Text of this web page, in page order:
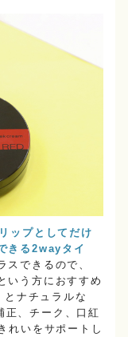
ップとしてだけ
きる2wayタイ
スできるので、
いう方におすすめ
ナチュラルな
、チーク、口紅
れいをサポートし